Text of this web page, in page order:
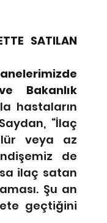
SATILAN
Bakanlık
hastaların
“İlaç
veya az
de
ilaç satan
Şu an
geçtiğini